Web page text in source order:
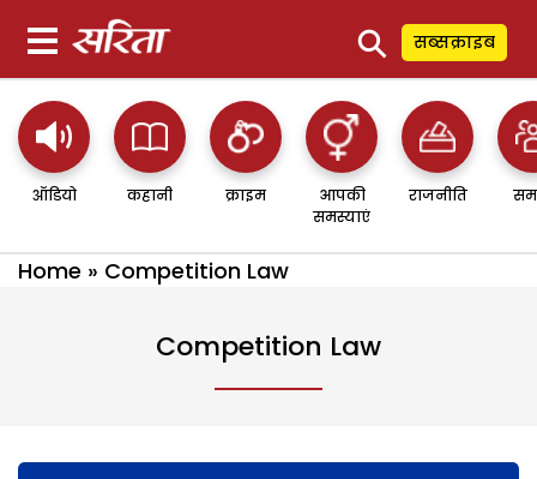
⚲ सब्सक्राइब
ऑडियो कहानी क्राइम
आपकी
समस्याएं
राजनीति
Home » Competition Law
Competition Law